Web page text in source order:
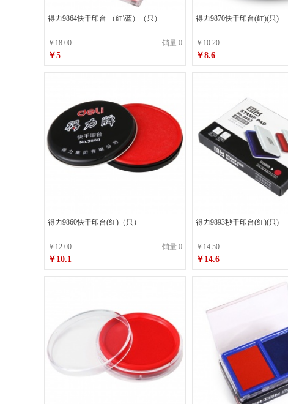
得力9864快干印台 （红\蓝）（只）
￥18.00 销量 0
￥5
得力9870快干印台(红)(只)
￥10.20
￥8.6
得力9860快干印台(红)（只）
￥12.00 销量 0
￥10.1
得力9893秒干印台(红)(只)
￥14.50
￥14.6